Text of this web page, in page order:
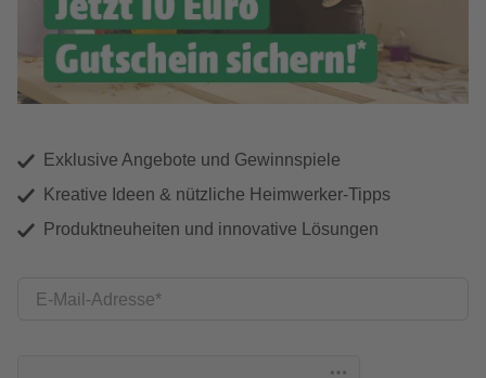
Exklusive Angebote und Gewinnspiele
Kreative Ideen & nützliche Heimwerker-Tipps
Produktneuheiten und innovative Lösungen
E-Mail-Adresse